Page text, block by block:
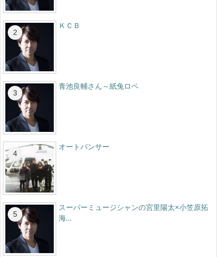
ＫＣＢ
青池良輔さん～紙兔ロペ
オートパンサー
スーパーミュージシャンの宮里陽太×小笠原拓
海...